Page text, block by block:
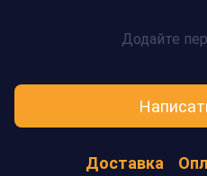
Додайте
Доставка